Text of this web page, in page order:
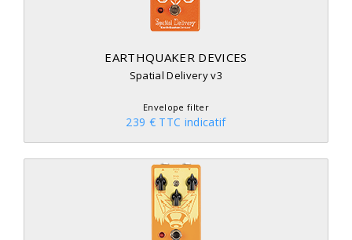
EARTHQUAKER DEVICES
Spatial Delivery v3
Envelope filter
239 € TTC indicatif